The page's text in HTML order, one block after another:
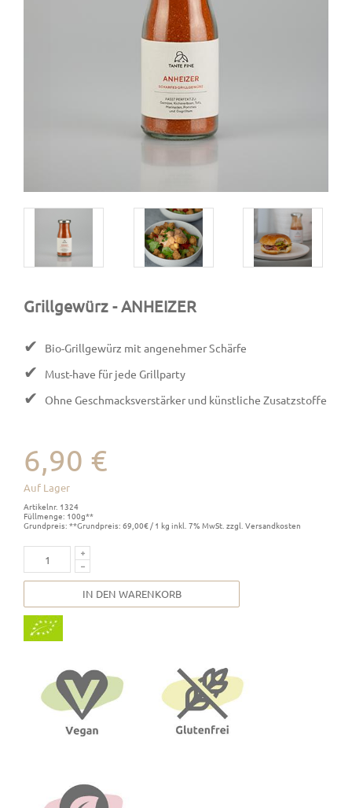
Grillgewürz - ANHEIZER
✔ Bio-Grillgewürz mit angenehmer Schärfe
✔ Must-have für jede Grillparty
✔ Ohne Geschmacksverstärker und künstliche Zusatzstoffe
6,90 €
Auf Lager
Artikelnr. 1324
Füllmenge: 100g**
Grundpreis: **Grundpreis: 69,00€ / 1 kg inkl. 7% MwSt. zzgl. Versandkosten
IN DEN WARENKORB